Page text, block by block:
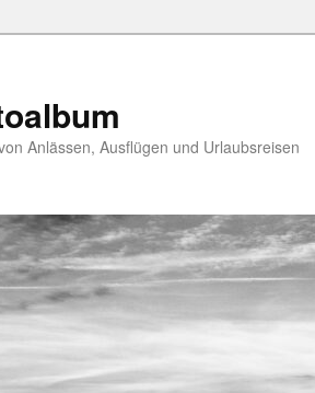
Anlässen, Ausflügen und Urlaubsreisen